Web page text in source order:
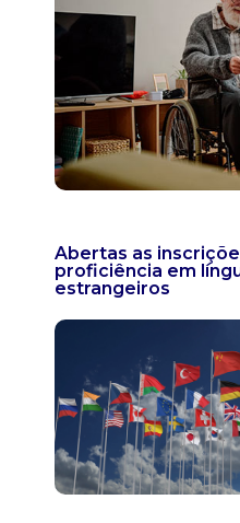
Abertas as
proficiência em
estrangeiros